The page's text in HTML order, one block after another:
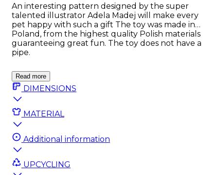
An interesting pattern designed by the super
talented illustrator Adela Madej will make every
pet happy with such a gift The toy was made in
Poland, from the highest quality Polish materials
guaranteeing great fun. The toy does not have a
pipe.
Read more
DIMENSIONS
MATERIAL
Additional information
UPCYCLING